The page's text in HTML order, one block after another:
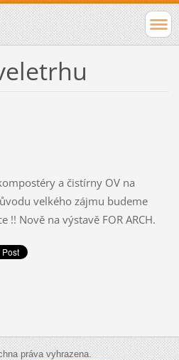
a čistírny OV na
velkého zájmu budeme
Nově na výstavě FOR ARCH.
práva vyhrazena.